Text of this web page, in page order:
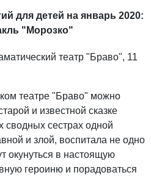
для детей на январь 2020:
"Морозко"
театр "Браво", 11
театре "Браво" можно
и известной сказке
сводных сестрах одной
и злой, воспитала не одно
окунуться в настоящую
героиню и порадоваться